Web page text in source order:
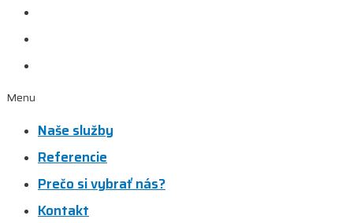
Menu
Naše služby
Referencie
Prečo si vybrať nás?
Kontakt